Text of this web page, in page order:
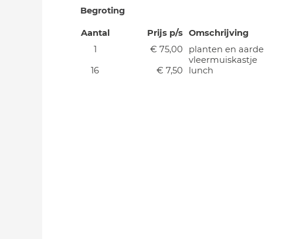
Begroting
Aantal Prijs p/s Omschrijving
1
€ 75,00
planten en aarde
vleermuiskastje
16
€ 7,50 lunch